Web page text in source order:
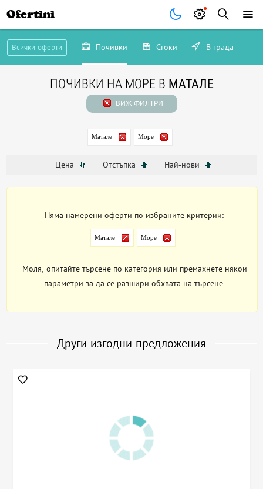
Ofertini
Всички оферти Почивки Стоки В града
ПОЧИВКИ НА МОРЕ В МАТАЛЕ
ВИЖ ФИЛТРИ
Матале Море
Цена Отстъпка Най-нови
Няма намерени оферти по избраните критерии:
Матале Море
Моля, опитайте търсене по категория или премахнете някои
параметри за да се разшири обхвата на търсене.
Други изгодни предложения